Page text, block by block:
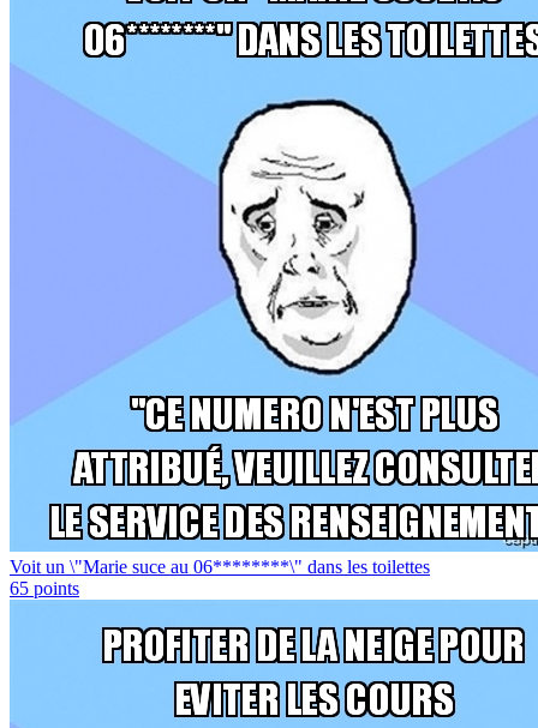
Voit un \"Marie suce au 06********\" dans les toilettes
65 points